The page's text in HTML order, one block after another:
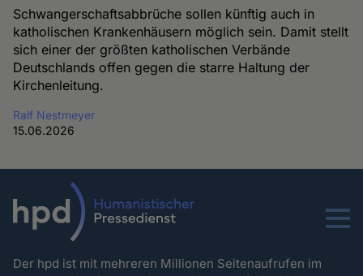
Schwangerschaftsabbrüche sollen künftig auch in
katholischen Krankenhäusern möglich sein. Damit stellt
sich einer der größten katholischen Verbände
Deutschlands offen gegen die starre Haltung der
Kirchenleitung.
Ralf Nestmeyer
15.06.2026
Menu
Der hpd ist mit mehreren Millionen Seitenaufrufen im